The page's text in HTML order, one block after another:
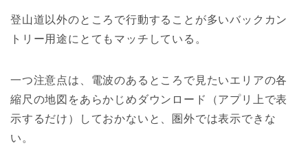
登山道以外のところで行動することが多いバックカン
トリー用途にとてもマッチしている。
一つ注意点は、電波のあるところで見たいエリアの各
縮尺の地図をあらかじめダウンロード（アプリ上で表
示するだけ）しておかないと、圏外では表示できな
い。